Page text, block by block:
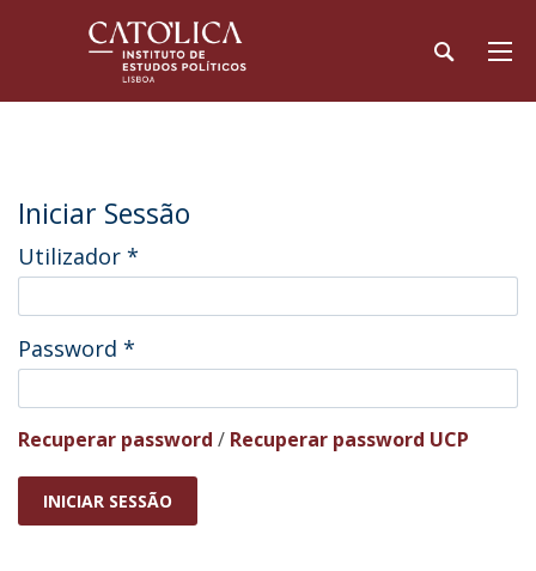
Iniciar Sessão
Utilizador *
Password *
Recuperar password / Recuperar password UCP
INICIAR SESSÃO